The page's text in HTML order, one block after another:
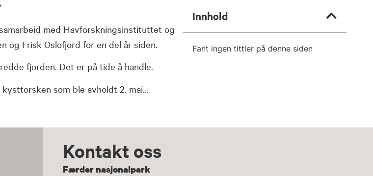
med Havforskningsinstituttet og
Frisk Oslofjord for en del år siden.
fjorden. Det er på tide å handle.
som ble avholdt 2. mai…
Innhold
Fant ingen tittler på denne siden
Kontakt oss
Færder nasjonalpark